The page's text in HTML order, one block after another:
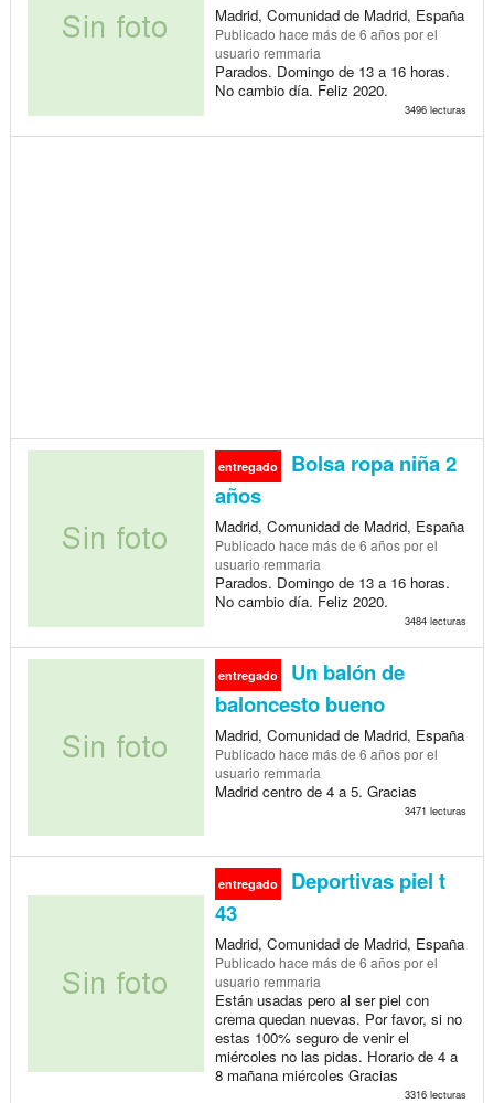
Madrid, Comunidad de Madrid, España
Publicado hace más de 6 añospor el
usuario remmaria
Parados. Domingo de 13 a 16 horas.
No cambio día. Feliz 2020.
3496 lecturas
entregado
Bolsa ropa niña 2
años
Madrid, Comunidad de Madrid, España
Publicado hace más de 6 añospor el
usuario remmaria
Parados. Domingo de 13 a 16 horas.
No cambio día. Feliz 2020.
3484 lecturas
entregado
Un balón de
baloncesto bueno
Madrid, Comunidad de Madrid, España
Publicado hace más de 6 añospor el
usuario remmaria
Madrid centro de 4 a 5. Gracias
3471 lecturas
entregado
Deportivas piel t
43
Madrid, Comunidad de Madrid, España
Publicado hace más de 6 añospor el
usuario remmaria
Están usadas pero al ser piel con
crema quedan nuevas. Por favor, si no
estas 100% seguro de venir el
miércoles no las pidas. Horario de 4 a
8 mañana miércoles Gracias
3316 lecturas